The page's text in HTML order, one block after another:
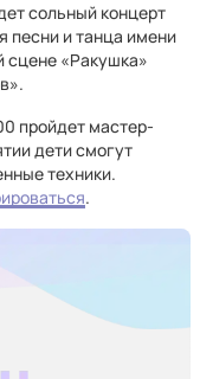
сольный концерт
песни и танца имени
сцене «Ракушка»
пройдет мастер-
дети смогут
техники.
.